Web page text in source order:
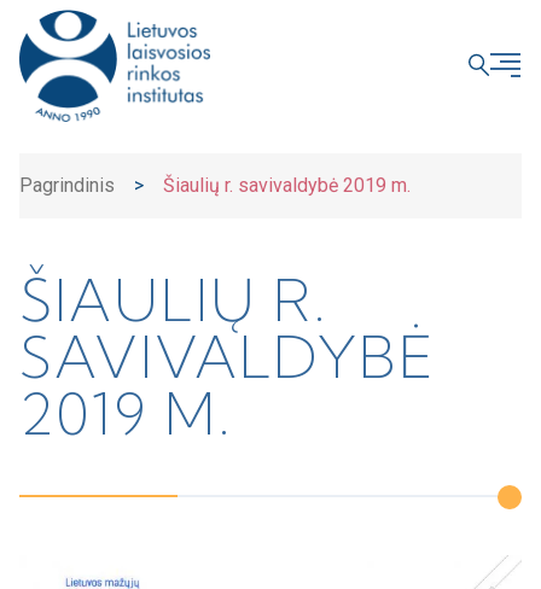
Pagrindinis > Šiaulių r. savivaldybė 2019 m.
ŠIAULIŲ R.
SAVIVALDYBĖ
2019 M.
UŽDARYTI